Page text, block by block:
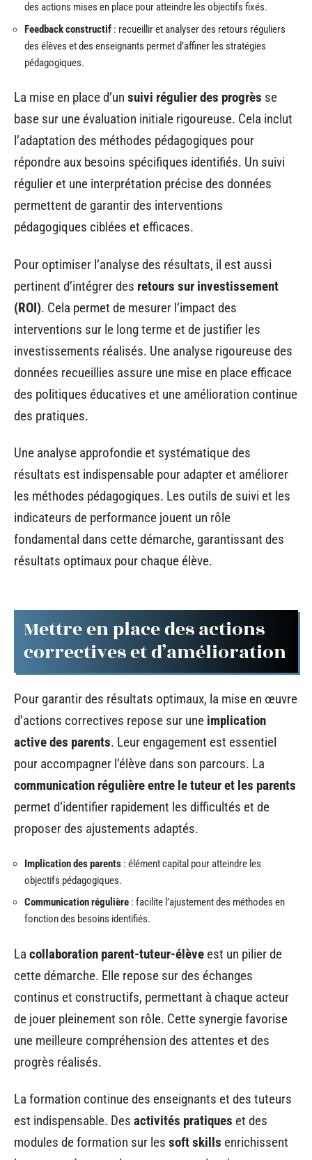
des actions mises en place pour atteindre les objectifs fixés.
Feedback constructif : recueillir et analyser des retours réguliers
des élèves et des enseignants permet d’affiner les stratégies
pédagogiques.
La mise en place d’un suivi régulier des progrès se
base sur une évaluation initiale rigoureuse. Cela inclut
l’adaptation des méthodes pédagogiques pour
répondre aux besoins spécifiques identifiés. Un suivi
régulier et une interprétation précise des données
permettent de garantir des interventions
pédagogiques ciblées et efficaces.
Pour optimiser l’analyse des résultats, il est aussi
pertinent d’intégrer des retours sur investissement
(ROI). Cela permet de mesurer l’impact des
interventions sur le long terme et de justifier les
investissements réalisés. Une analyse rigoureuse des
données recueillies assure une mise en place efficace
des politiques éducatives et une amélioration continue
des pratiques.
Une analyse approfondie et systématique des
résultats est indispensable pour adapter et améliorer
les méthodes pédagogiques. Les outils de suivi et les
indicateurs de performance jouent un rôle
fondamental dans cette démarche, garantissant des
résultats optimaux pour chaque élève.
Mettre en place des actions
correctives et d’amélioration
Pour garantir des résultats optimaux, la mise en œuvre
d’actions correctives repose sur une implication
active des parents. Leur engagement est essentiel
pour accompagner l’élève dans son parcours. La
communication régulière entre le tuteur et les parents
permet d’identifier rapidement les difficultés et de
proposer des ajustements adaptés.
Implication des parents : élément capital pour atteindre les
objectifs pédagogiques.
Communication régulière : facilite l’ajustement des méthodes en
fonction des besoins identifiés.
La collaboration parent-tuteur-élève est un pilier de
cette démarche. Elle repose sur des échanges
continus et constructifs, permettant à chaque acteur
de jouer pleinement son rôle. Cette synergie favorise
une meilleure compréhension des attentes et des
progrès réalisés.
La formation continue des enseignants et des tuteurs
est indispensable. Des activités pratiques et des
modules de formation sur les soft skills enrichissent